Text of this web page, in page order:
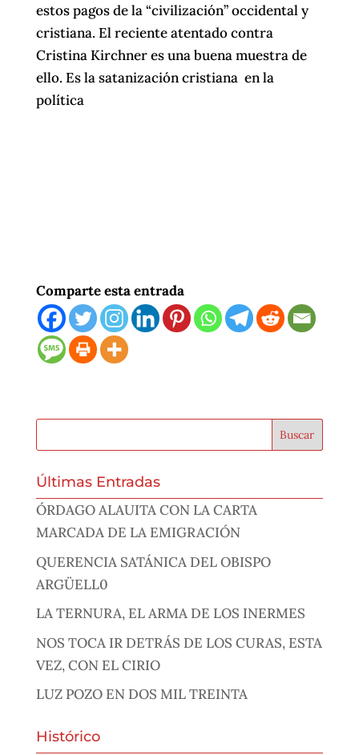
estos pagos de la “civilización” occidental y
cristiana. El reciente atentado contra
Cristina Kirchner es una buena muestra de
ello. Es la satanización cristiana en la
política
Comparte esta entrada
Últimas Entradas
ÓRDAGO ALAUITA CON LA CARTA
MARCADA DE LA EMIGRACIÓN
QUERENCIA SATÁNICA DEL OBISPO
ARGÜELL0
LA TERNURA, EL ARMA DE LOS INERMES
NOS TOCA IR DETRÁS DE LOS CURAS, ESTA
VEZ, CON EL CIRIO
LUZ POZO EN DOS MIL TREINTA
Histórico